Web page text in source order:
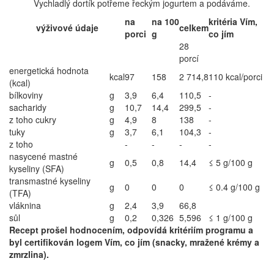
Vychladlý dortík potřeme řeckým jogurtem a podáváme.
výživové údaje
na
porci
na 100
g
celkemkritéria Vím,
co jím
28
porcí
energetická hodnota
(kcal)
kcal97 158 2 714,8110 kcal/porci
bílkoviny
g 3,9 6,4 110,5 -
sacharidy
g 10,7 14,4 299,5 -
z toho cukry
g 4,9 8 138
-
tuky
g 3,7 6,1 104,3
-
z toho
- - -
-
nasycené mastné
kyseliny (SFA)
g 0,5 0,8 14,4
≤ 5 g/100 g
transmastné kyseliny
(TFA)
g 0 0 0
≤ 0.4 g/100 g
vláknina
g 2,4 3,9
66,8
sůl
g 0,2 0,326 5,596
≤ 1 g/100 g
Recept prošel hodnocením, odpovídá kritériím programu a
byl certifikován logem Vím, co jím (snacky, mražené krémy a
zmrzlina).